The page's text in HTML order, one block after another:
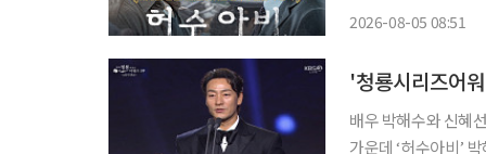
2026-08-05 08:51
배우 박해수와 신혜선이 주연상을 품에
가운데 ‘허수아비’ 박해